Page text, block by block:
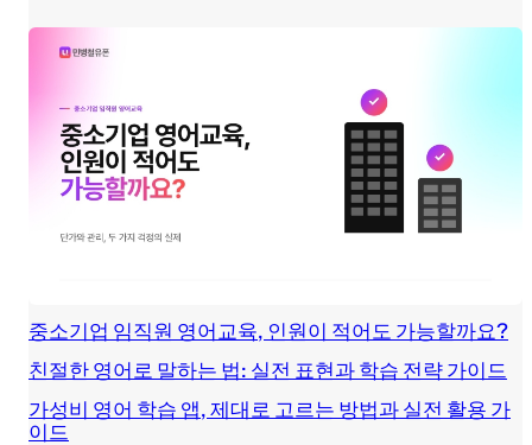
중소기업 임직원 영어교육, 인원이 적어도 가능할까요?
친절한 영어로 말하는 법: 실전 표현과 학습 전략 가이드
가성비 영어 학습 앱, 제대로 고르는 방법과 실전 활용 가
이드